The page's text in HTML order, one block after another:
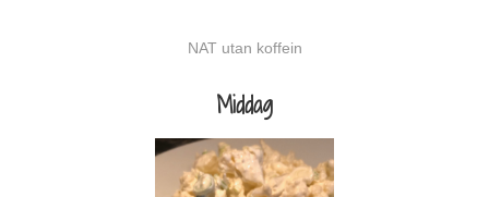
NAT utan koffein
Middag